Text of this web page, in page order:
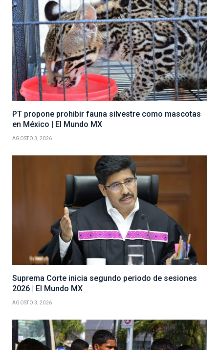
PT propone prohibir fauna silvestre como mascotas
en México | El Mundo MX
AGOSTO 3, 2026
Suprema Corte inicia segundo periodo de sesiones
2026 | El Mundo MX
AGOSTO 3, 2026